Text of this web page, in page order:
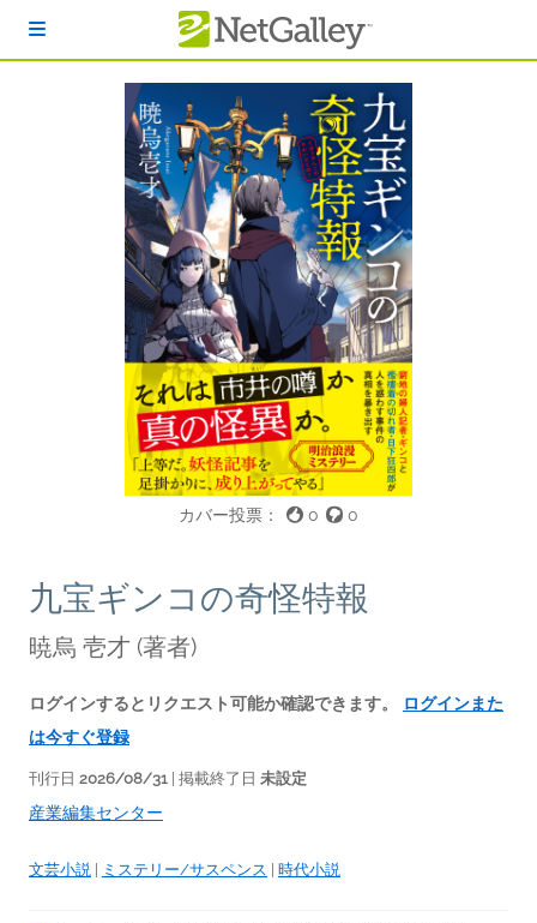
カバー投票： 0 0
九宝ギンコの奇怪特報
暁烏 壱才 (著者)
ログインするとリクエスト可能か確認できます。
ログインまた
は今すぐ登録
刊行日 2026/08/31 | 掲載終了日 未設定
産業編集センター
文芸小説 ミステリー/サスペンス 時代小説